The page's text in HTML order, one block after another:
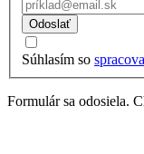
Odoslať
Súhlasím so
Formulár sa odosiela.